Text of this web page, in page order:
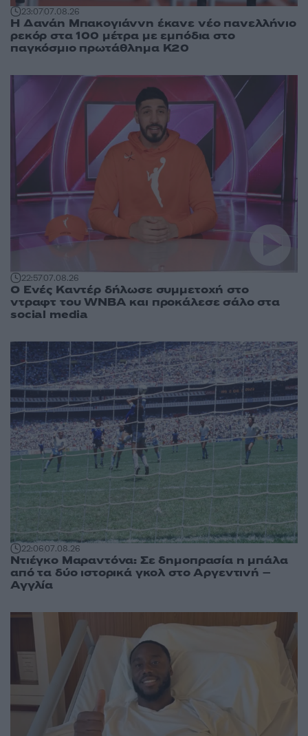
23:0707.08.26
Η Δανάη Μπακογιάννη έκανε νέο πανελλήνιο
ρεκόρ στα 100 μέτρα με εμπόδια στο
παγκόσμιο πρωτάθλημα Κ20
22:5707.08.26
Ο Ενές Καντέρ δήλωσε συμμετοχή στο
ντραφτ του WNBA και προκάλεσε σάλο στα
social media
22:0607.08.26
Ντιέγκο Μαραντόνα: Σε δημοπρασία η μπάλα
από τα δύο ιστορικά γκολ στο Αργεντινή –
Αγγλία